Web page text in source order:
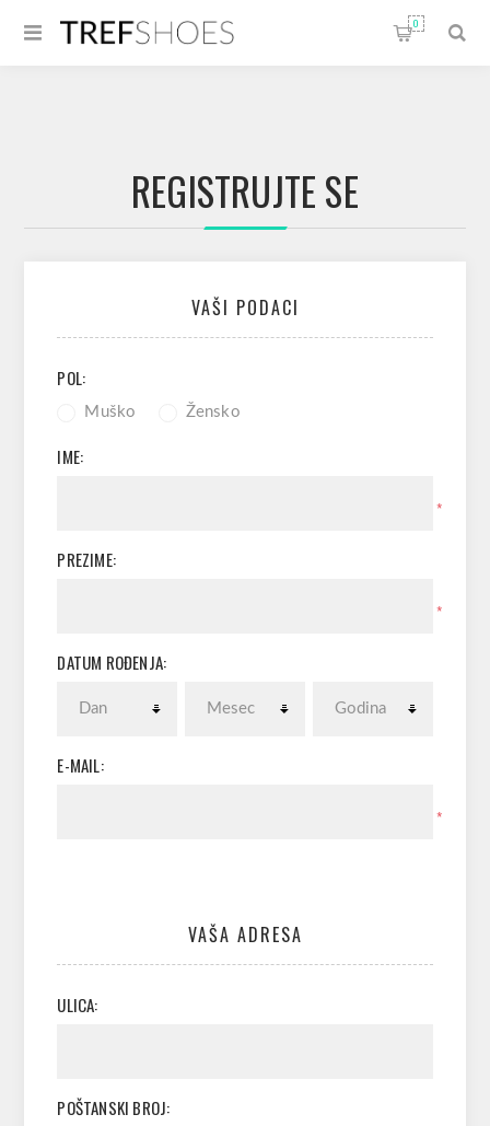
0
REGISTRUJTE SE
VAŠI PODACI
POL:
Muško Žensko
IME:
*
PREZIME:
*
DATUM ROĐENJA:
E-MAIL:
*
VAŠA ADRESA
ULICA:
POŠTANSKI BROJ: